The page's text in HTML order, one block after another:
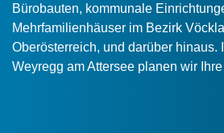
Bürobauten, kommunale
Mehrfamilienhäuser im Bezirk
Oberösterreich, und darüber hinaus.
Weyregg am Attersee planen wir